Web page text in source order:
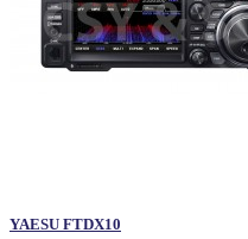
YAESU FTDX10